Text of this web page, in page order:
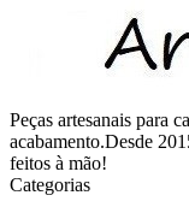
Peças artesanais para
acabamento.Desde
feitos à mão!
Categorias